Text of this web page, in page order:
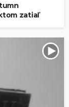
zatiaľ